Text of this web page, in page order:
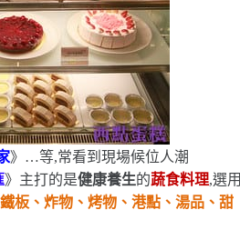
》…等,常看到現場候位人潮
》主打的是健康養生的蔬食料理,選用
板、炸物、烤物、港點、湯品、甜